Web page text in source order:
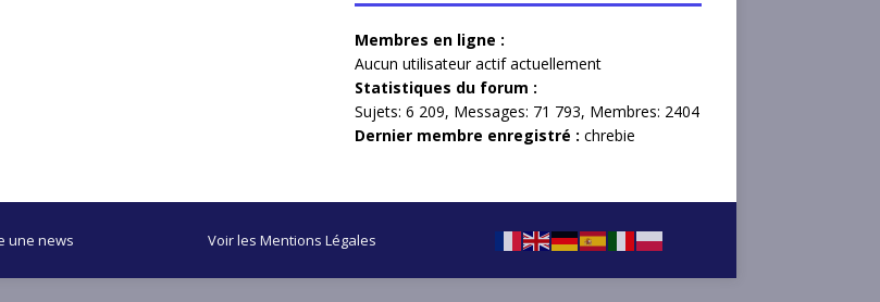
Membres en ligne :
Aucun utilisateur actif actuellement
Statistiques du forum :
Sujets: 6 209, Messages: 71 793, Membres: 2404
Dernier membre enregistré : chrebie
une news Voir les Mentions Légales